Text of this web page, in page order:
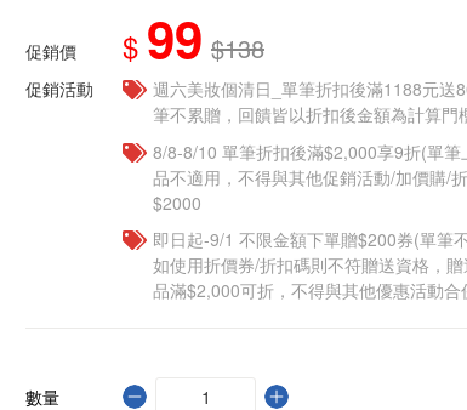
促銷價 $ 99 $138
促銷活動
週六美妝個清日_單筆折扣後滿1188元送
筆不累贈，回饋皆以折扣後金額為計算門
8/8-8/10 單筆折扣後滿$2,000享9折(單
品不適用，不得與其他促銷活動/加價購/
$2000
即日起-9/1 不限金額下單贈$200券(單筆
如使用折價券/折扣碼則不符贈送資格，
品滿$2,000可折，不得與其他優惠活動合
數量